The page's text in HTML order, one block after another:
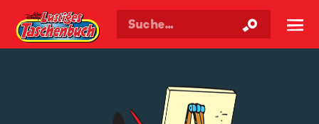
Walt Disneys Taschenbuch ☰